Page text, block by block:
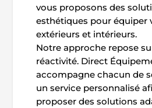
vous proposons des
esthétiques pour équiper
extérieurs et intérieurs.
Notre approche repose
réactivité. Direct
accompagne chacun de
un service personnalisé
proposer des solutions